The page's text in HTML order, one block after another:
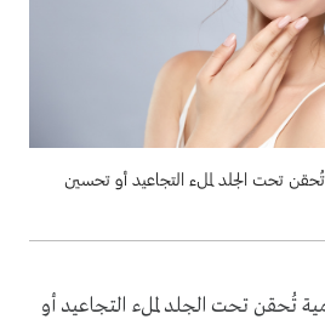
تُحقن تحت الجلد لملء التجاعيد أو تحسين
تُحقن تحت الجلد لملء التجاعيد أو